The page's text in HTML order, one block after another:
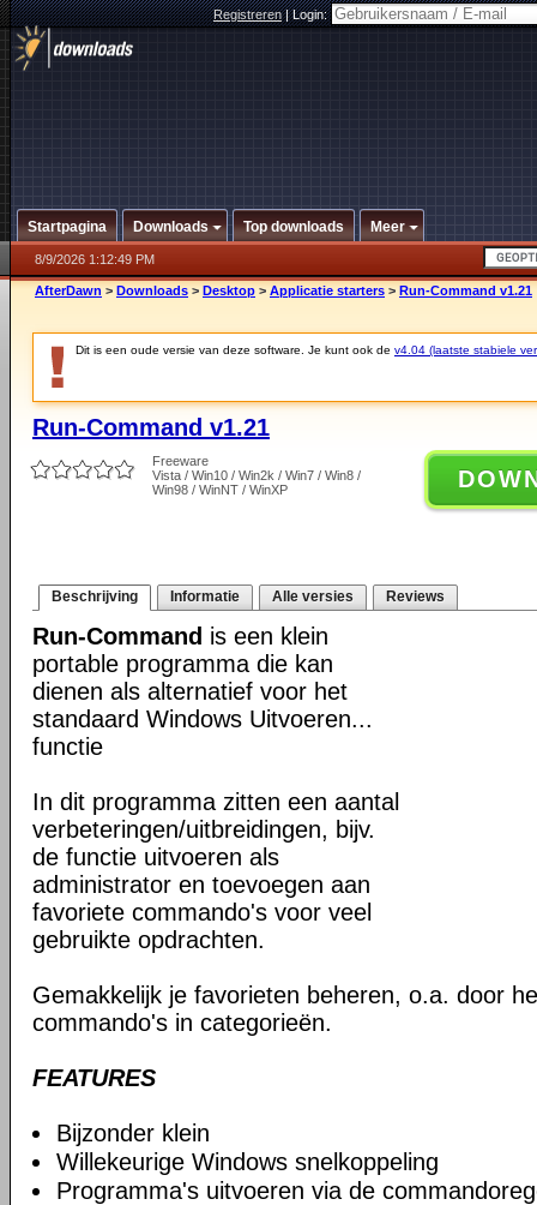
Registreren|Login:
Startpagina Downloads Top downloads Meer
8/9/2026 1:12:49 PM
AfterDawn > Downloads > Desktop > Applicatie starters > Run-Command v1.21
Dit is een oude versie van deze software. Je kunt ook de v4.04 (laatste stabiele
Run-Command v1.21
Freeware
Vista / Win10 / Win2k / Win7 / Win8 /
Win98 / WinNT / WinXP
Beschrijving Informatie Alle versies Reviews
Run-Command is een klein
portable programma die kan
dienen als alternatief voor het
standaard Windows Uitvoeren...
functie
In dit programma zitten een aantal
verbeteringen/uitbreidingen, bijv.
de functie uitvoeren als
administrator en toevoegen aan
favoriete commando's voor veel
gebruikte opdrachten.
Gemakkelijk je favorieten beheren, o.a. door
commando's in categorieën.
FEATURES
Bijzonder klein
Willekeurige Windows snelkoppeling
Programma's uitvoeren via de